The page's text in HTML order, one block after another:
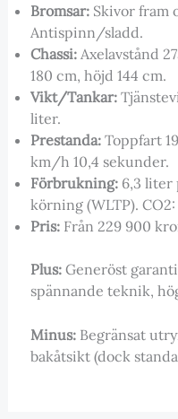
Bromsar:Skivor fram
Antispinn/sladd.
Chassi:Axelavstånd
180 cm, höjd 144 cm.
Vikt/Tankar:
liter.
Prestanda:Toppfart
km/h 10,4 sekunder.
Förbrukning:6,3 liter
körning (WLTP).
Pris:Från 229 900
Plus:Generöst
spännande teknik,
Minus:Begränsat
bakåtsikt (dock